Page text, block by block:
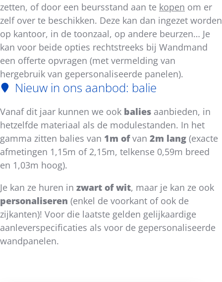
zetten, of door een beursstand aan te kopen om er
zelf over te beschikken. Deze kan dan ingezet worden
op kantoor, in de toonzaal, op andere beurzen… Je
kan voor beide opties rechtstreeks bij Wandmand
een offerte opvragen (met vermelding van
hergebruik van gepersonaliseerde panelen).
Nieuw in ons aanbod: balie
Vanaf dit jaar kunnen we ook balies aanbieden, in
hetzelfde materiaal als de modulestanden. In het
gamma zitten balies van 1m ofvan 2m lang (exacte
afmetingen 1,15m of 2,15m, telkense 0,59m breed
en 1,03m hoog).
Je kan ze huren in zwart of wit, maar je kan ze ook
personaliseren (enkel de voorkant of ook de
zijkanten)! Voor die laatste gelden gelijkaardige
aanleverspecificaties als voor de gepersonaliseerde
wandpanelen.